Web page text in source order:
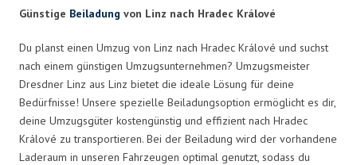
Günstige Beiladung von Linz nach Hradec Králové
Du planst einen Umzug von Linz nach Hradec Králové und suchst
nach einem günstigen Umzugsunternehmen? Umzugsmeister
Dresdner Linz aus Linz bietet die ideale Lösung für deine
Bedürfnisse! Unsere spezielle Beiladungsoption ermöglicht es dir,
deine Umzugsgüter kostengünstig und effizient nach Hradec
Králové zu transportieren. Bei der Beiladung wird der vorhandene
Laderaum in unseren Fahrzeugen optimal genutzt, sodass du